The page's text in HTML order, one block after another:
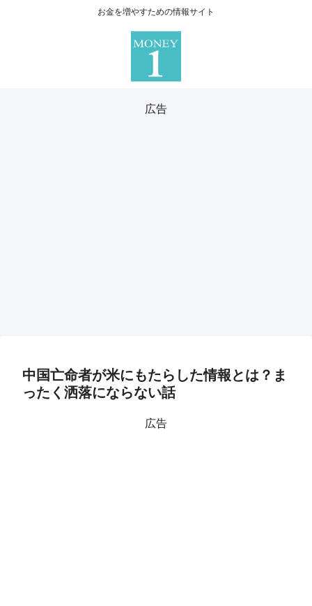
お金を増やすための情報サイト
広告
中国亡命者が米にもたらした情報とは？ま
ったく洒落にならない話
広告